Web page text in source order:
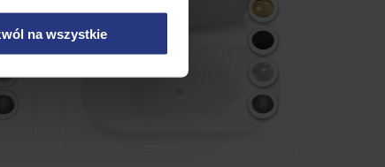
na wszystkie